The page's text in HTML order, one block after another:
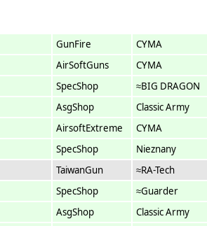
GunFire CYMA
AirSoftGuns CYMA
SpecShop ≈BIG DRAGON
AsgShop Classic Army
AirsoftExtreme CYMA
SpecShop Nieznany
TaiwanGun ≈RA-Tech
SpecShop ≈Guarder
AsgShop Classic Army